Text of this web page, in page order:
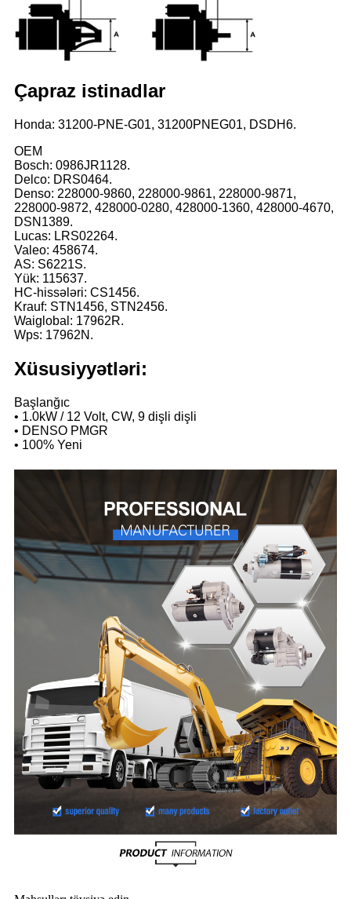
Çapraz istinadlar
Honda: 31200-PNE-G01, 31200PNEG01, DSDH6.
OEM
Bosch: 0986JR1128.
Delco: DRS0464.
Denso: 228000-9860, 228000-9861, 228000-9871,
228000-9872, 428000-0280, 428000-1360, 428000-4670,
DSN1389.
Lucas: LRS02264.
Valeo: 458674.
AS: S6221S.
Yük: 115637.
HC-hissələri: CS1456.
Krauf: STN1456, STN2456.
Waiglobal: 17962R.
Wps: 17962N.
Xüsusiyyətləri:
Başlanğıc
• 1.0kW / 12 Volt, CW, 9 dişli dişli
• DENSO PMGR
• 100% Yeni